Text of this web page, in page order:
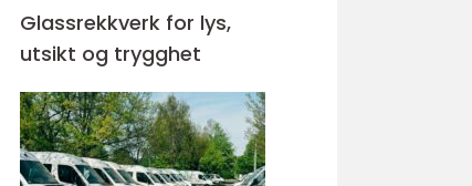
Glassrekkverk for lys,
utsikt og trygghet